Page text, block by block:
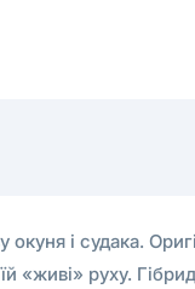
і судака.
«живі» руху.